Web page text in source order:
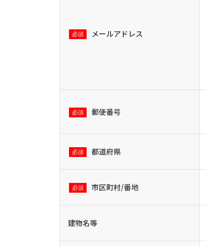
メールアドレス
郵便番号
都道府県
市区町村/番地
建物名等